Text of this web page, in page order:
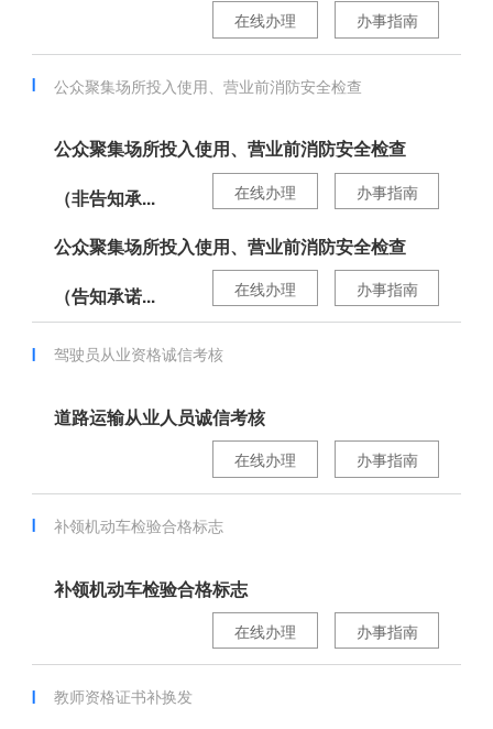
办事指南
在线办理
公众聚集场所投入使用、营业前消防安全检查
公众聚集场所投入使用、营业前消防安全检查
（非告知承... 办事指南
在线办理
公众聚集场所投入使用、营业前消防安全检查
（告知承诺... 办事指南
在线办理
驾驶员从业资格诚信考核
道路运输从业人员诚信考核
办事指南
在线办理
补领机动车检验合格标志
补领机动车检验合格标志
办事指南
在线办理
教师资格证书补换发